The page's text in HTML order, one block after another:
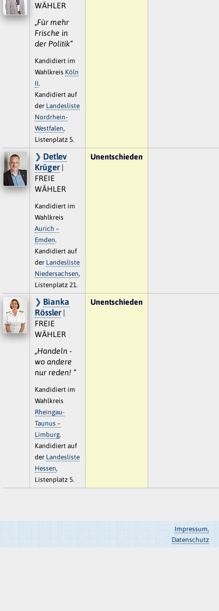
WÄHLER
„Für mehr
Frische in
der Politik“
Kandidiert im
Wahlkreis Köln
II.
Kandidiert auf
der Landesliste
Nordrhein-
Westfalen,
Listenplatz 5.
Detlev
Krüger|
FREIE
WÄHLER
Kandidiert im
Wahlkreis
Aurich –
Emden.
Kandidiert auf
der Landesliste
Niedersachsen,
Listenplatz 21.
Unentschieden
Bianka
Rössler|
FREIE
WÄHLER
„Handeln -
wo andere
nur reden! “
Kandidiert im
Wahlkreis
Rheingau-
Taunus –
Limburg.
Kandidiert auf
der Landesliste
Hessen,
Listenplatz 5.
Unentschieden
Impressum,
Datenschutz